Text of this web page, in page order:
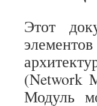
Этот
(Network
Модуль